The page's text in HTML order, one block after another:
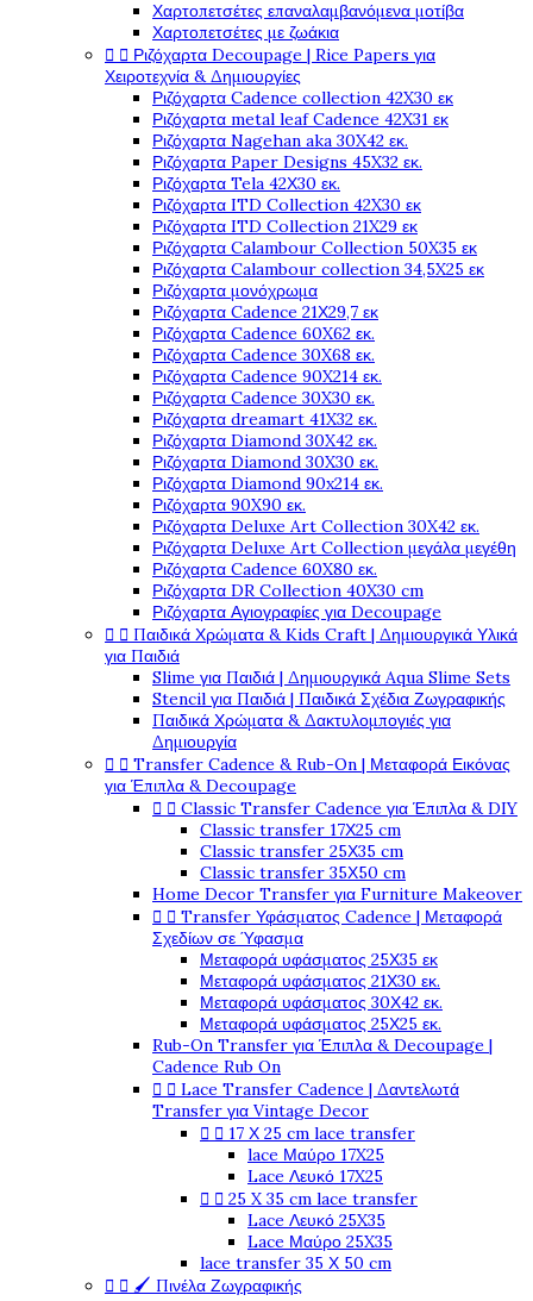
Χαρτοπετσέτες επαναλαμβανόμενα μοτίβα
Χαρτοπετσέτες με ζωάκια
  Ριζόχαρτα Decoupage | Rice Papers για
Χειροτεχνία & Δημιουργίες
Ριζόχαρτα Cadence collection 42X30 εκ
Ριζόχαρτα metal leaf Cadence 42X31 εκ
Ριζόχαρτα Nagehan aka 30X42 εκ.
Ριζόχαρτα Paper Designs 45X32 εκ.
Ριζόχαρτα Tela 42Χ30 εκ.
Ριζόχαρτα ITD Collection 42X30 εκ
Ριζόχαρτα ITD Collection 21X29 εκ
Ριζόχαρτα Calambour Collection 50X35 εκ
Ριζόχαρτα Calambour collection 34,5X25 εκ
Ριζόχαρτα μονόχρωμα
Ριζόχαρτα Cadence 21Χ29,7 εκ
Ριζόχαρτα Cadence 60X62 εκ.
Ριζόχαρτα Cadence 30X68 εκ.
Ριζόχαρτα Cadence 90X214 εκ.
Ριζόχαρτα Cadence 30X30 εκ.
Ριζόχαρτα dreamart 41X32 εκ.
Ριζόχαρτα Diamond 30X42 εκ.
Ριζόχαρτα Diamond 30X30 εκ.
Ριζόχαρτα Diamond 90x214 εκ.
Ριζόχαρτα 90X90 εκ.
Ριζόχαρτα Deluxe Art Collection 30X42 εκ.
Ριζόχαρτα Deluxe Art Collection μεγάλα μεγέθη
Ριζόχαρτα Cadence 60X80 εκ.
Ριζόχαρτα DR Collection 40X30 cm
Ριζόχαρτα Αγιογραφίες για Decoupage
  Παιδικά Χρώματα & Kids Craft | Δημιουργικά Υλικά
για Παιδιά
Slime για Παιδιά | Δημιουργικά Aqua Slime Sets
Stencil για Παιδιά | Παιδικά Σχέδια Ζωγραφικής
Παιδικά Χρώματα & Δακτυλομπογιές για
Δημιουργία
  Transfer Cadence & Rub-On | Μεταφορά Εικόνας
για Έπιπλα & Decoupage
  Classic Transfer Cadence για Έπιπλα & DIY
Classic transfer 17Χ25 cm
Classic transfer 25Χ35 cm
Classic transfer 35Χ50 cm
Home Decor Transfer για Furniture Makeover
  Transfer Υφάσματος Cadence | Μεταφορά
Σχεδίων σε Ύφασμα
Μεταφορά υφάσματος 25Χ35 εκ
Μεταφορά υφάσματος 21Χ30 εκ.
Μεταφορά υφάσματος 30Χ42 εκ.
Μεταφορά υφάσματος 25Χ25 εκ.
Rub-On Transfer για Έπιπλα & Decoupage |
Cadence Rub On
  Lace Transfer Cadence | Δαντελωτά
Transfer για Vintage Decor
  17 Χ 25 cm lace transfer
lace Μαύρο 17X25
Lace Λευκό 17X25
  25 X 35 cm lace transfer
Lace Λευκό 25X35
Lace Μαύρο 25X35
lace transfer 35 Χ 50 cm
  🖌️ Πινέλα Ζωγραφικής